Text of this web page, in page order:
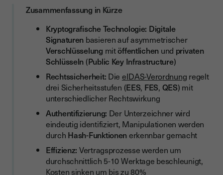
Kryptografische Hash-Funktionen
Die drei Sicherheitsstufen nach eIDAS
Einfache Elektronische Signatur (EES)
Fortgeschrittene Elektronische Signatur (FES)
Qualifizierte Elektronische Signatur (QES)
Vergleich der drei eIDAS-Stufen
Digitale Signaturen in der Praxis
Anwendungsbereiche im Unternehmenskontext
Vorteile für Unternehmen
Sicherheit und Vertrauenswürdigkeit
Zusammenfassung in Kürze
Kryptografische Technologie: Digitale
Signaturen basieren auf asymmetrischer
Verschlüsselung mitöffentlichen und privaten
Schlüsseln (Public Key Infrastructure)
Rechtssicherheit: Die eIDAS-Verordnung regelt
drei Sicherheitsstufen (EES, FES, QES) mit
unterschiedlicher Rechtswirkung
Authentifizierung: Der Unterzeichner wird
eindeutig identifiziert, Manipulationen werden
durch Hash-Funktionenerkennbar gemacht
Effizienz: Vertragsprozesse werden um
durchschnittlich 5-10 Werktage beschleunigt,
Kosten sinken um bis zu 80%